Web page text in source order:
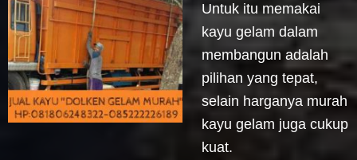
Untuk itu memakai
kayu gelam dalam
membangun adalah
pilihan yang tepat,
selain harganya murah
kayu gelam juga cukup
kuat.